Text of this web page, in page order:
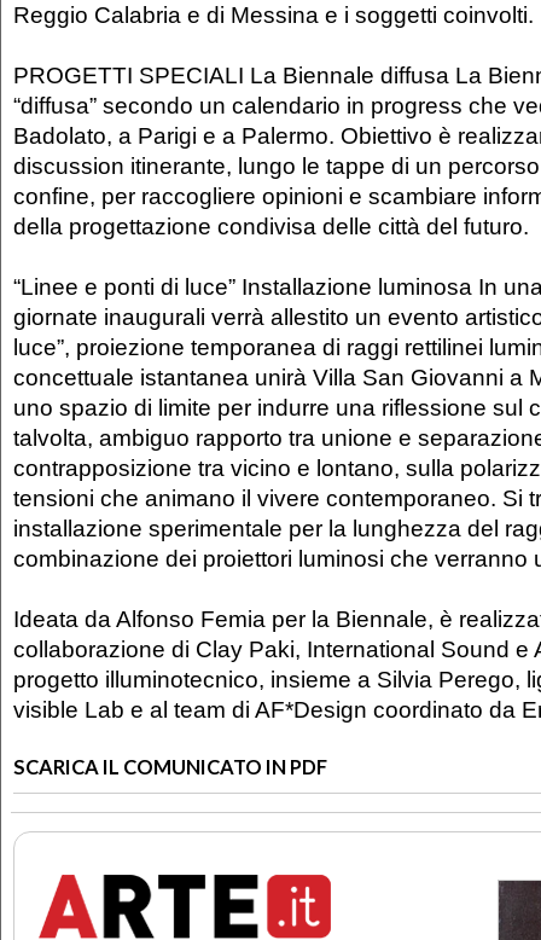
Reggio Calabria e di Messina e i soggetti coinvolti.
PROGETTI SPECIALI La Biennale diffusa La
“diffusa” secondo un calendario in progress che
Badolato, a Parigi e a Palermo. Obiettivo è
discussion itinerante, lungo le tappe di un
confine, per raccogliere opinioni e scambiare
della progettazione condivisa delle città del futuro.
“Linee e ponti di luce” Installazione luminosa In
giornate inaugurali verrà allestito un evento
luce”, proiezione temporanea di raggi rettilinei
concettuale istantanea unirà Villa San Giovanni a
uno spazio di limite per indurre una riflessione sul
talvolta, ambiguo rapporto tra unione e
contrapposizione tra vicino e lontano, sulla
tensioni che animano il vivere contemporaneo. Si
installazione sperimentale per la lunghezza del
combinazione dei proiettori luminosi che verranno
Ideata da Alfonso Femia per la Biennale, è
collaborazione di Clay Paki, International Sound e
progetto illuminotecnico, insieme a Silvia Perego,
visible Lab e al team di AF*Design coordinato da
SCARICA IL COMUNICATO IN PDF